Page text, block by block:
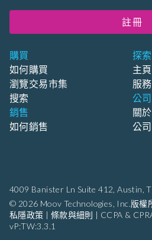
4009 Banister Ln Suite 412, Austin,
© 2026 Moov Technologies, Inc.版權
私隱政策 | 條款與細則 | CCPA &
vP:TW:3.3.1
購買
如何購買
瀏覽交易市集
搜索
銷售
如何銷售
探索
主頁
服務
公司
關
公
註冊